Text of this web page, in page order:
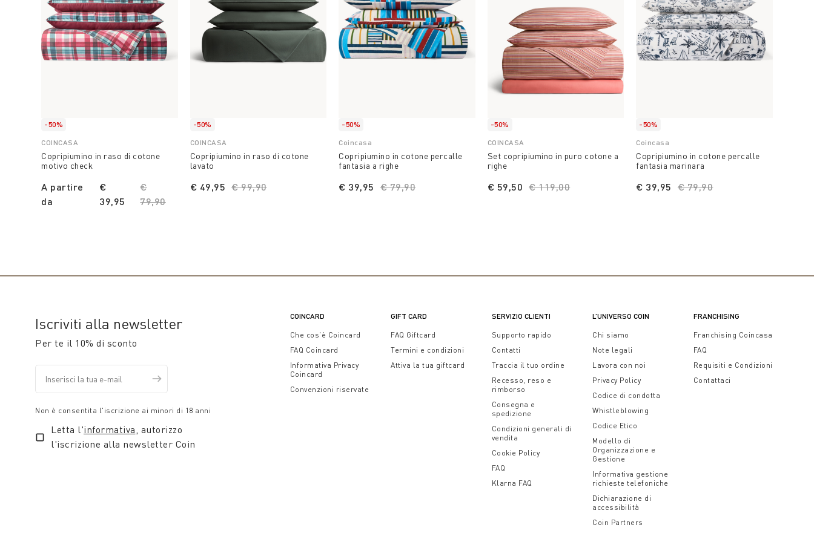
-50%
COINCASA
Copripiumino in raso di cotone
motivo check
A partire
da
Price reduced from
€
79,90to
€
39,95
-50%
COINCASA
Copripiumino in raso di cotone
lavato
Price reduced from
€ 99,90to
€ 49,95
-50%
Coincasa
Copripiumino in cotone percalle
fantasia a righe
Price reduced from
€ 79,90
€ 39,95
-50%
COINCASA
Set copripiumino in puro cotone a
righe
Price reduced from
€ 119,00to
€ 59,50
-50%
Coincasa
Copripiumino in cotone percalle
fantasia marinara
Price reduced from
€ 79,90to
€ 39,95
Iscriviti alla newsletter
Per te il 10% di sconto
Non è consentita l'iscrizione ai minori di 18 anni
Letta l'informativa, autorizzo
l'iscrizione alla newsletter Coin
COINCARD
Che cos'è Coincard
FAQ Coincard
Informativa Privacy
Coincard
Convenzioni riservate
GIFT CARD
FAQ Giftcard
Termini e condizioni
Attiva la tua giftcard
SERVIZIO CLIENTI
Supporto rapido
Contatti
Traccia il tuo ordine
Recesso, reso e
rimborso
Consegna e
spedizione
Condizioni generali di
vendita
Cookie Policy
FAQ
Klarna FAQ
L’UNIVERSO COIN
Chi siamo
Note legali
Lavora con noi
Privacy Policy
Codice di condotta
Whistleblowing
Codice Etico
Modello di
Organizzazione e
Gestione
Informativa gestione
richieste telefoniche
Dichiarazione di
accessibilità
Coin Partners
FRANCHISING
Franchising Coincasa
FAQ
Requisiti e Condizioni
Contattaci